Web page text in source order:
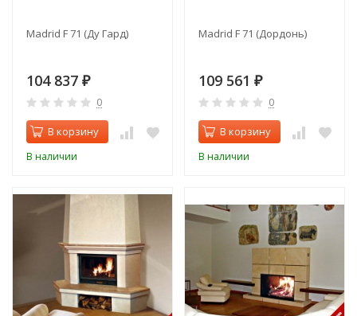
Madrid F 71 (Ду Гард)
104 837 ₽
0
В корзину
В наличии
Madrid F 71 (Дордонь)
109 561 ₽
0
В корзину
В наличии